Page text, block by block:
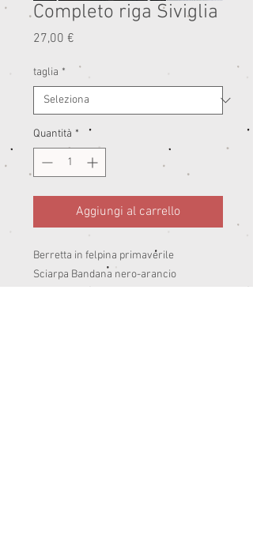
Completo riga Siviglia
27,00 €
taglia *
Quantità *
Aggiungi al carrello
Berretta in felpina primaverile
Sciarpa Bandana nero-arancio